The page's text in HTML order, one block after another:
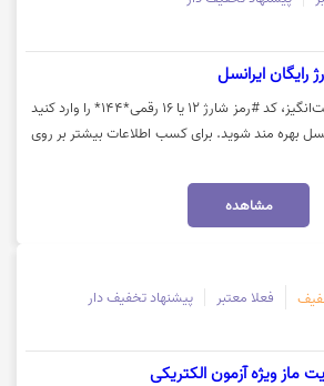
برای استفاده از شارژ شگفت‌انگیز، کد #رمز شارژ ۱۲ یا ۱۶ رقمی*۱۴۴* را وارد کنید
ایرانسل بهره مند شوید. برای کسب اطلاعات بیشتر بر روی
مشاهده
فعلا معتبر پیشنهاد تخفیف دار